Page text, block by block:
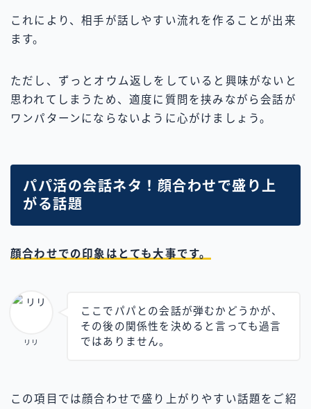
これにより、相手が話しやすい流れを作ることが出来
ます。
ただし、ずっとオウム返しをしていると興味がないと
思われてしまうため、適度に質問を挟みながら会話が
ワンパターンにならないように心がけましょう。
パパ活の会話ネタ！顔合わせで盛り上
がる話題
顔合わせでの印象はとても大事です。
リリ
ここでパパとの会話が弾むかどうかが、
その後の関係性を決めると言っても過言
ではありません。
この項目では顔合わせで盛り上がりやすい話題をご紹